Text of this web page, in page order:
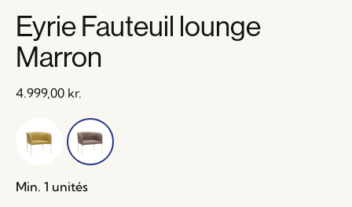
Eyrie Fauteuil lounge
Marron
4.999,00 kr.
Min. 1 unités